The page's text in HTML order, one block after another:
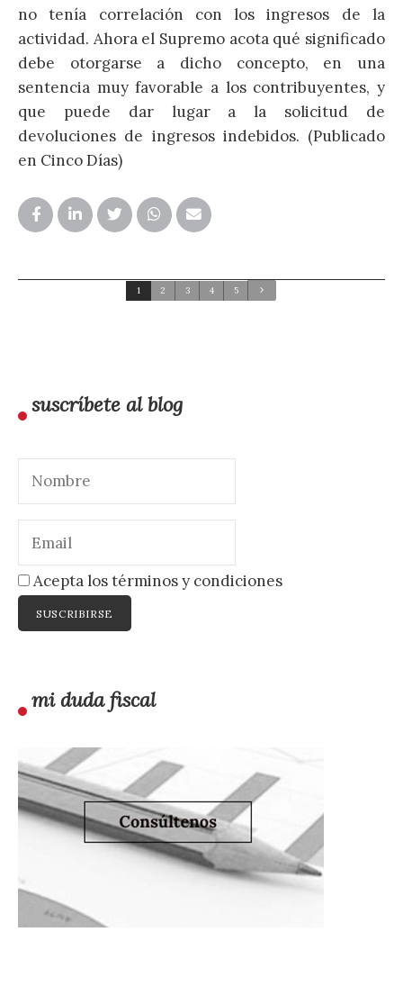
no tenía correlación con los ingresos de la
actividad. Ahora el Supremo acota qué significado
debe otorgarse a dicho concepto, en una
sentencia muy favorable a los contribuyentes, y
que puede dar lugar a la solicitud de
devoluciones de ingresos indebidos. (Publicado
en Cinco Días)
1 2 3 4 5
suscríbete al blog
Acepta los términos y condiciones
mi duda fiscal